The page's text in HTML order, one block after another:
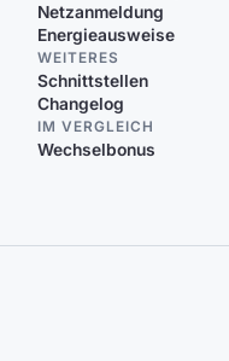
Netzanmeldung
Energieausweise
WEITERES
Schnittstellen
Changelog
IM VERGLEICH
Wechselbonus